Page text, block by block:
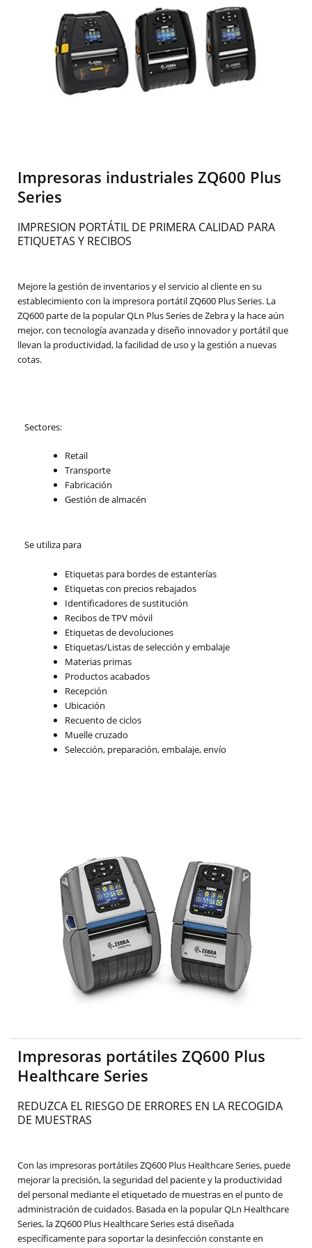
Impresoras industriales ZQ600 Plus
Series
IMPRESION PORTÁTIL DE PRIMERA CALIDAD PARA
ETIQUETAS Y RECIBOS
Mejore la gestión de inventarios y el servicio al cliente en su
establecimiento con la impresora portátil ZQ600 Plus Series. La
ZQ600 parte de la popular QLn Plus Series de Zebra y la hace aún
mejor, con tecnología avanzada y diseño innovador y portátil que
llevan la productividad, la facilidad de uso y la gestión a nuevas
cotas.
Sectores:
Retail
Transporte
Fabricación
Gestión de almacén
Se utiliza para
Etiquetas para bordes de estanterías
Etiquetas con precios rebajados
Identificadores de sustitución
Recibos de TPV móvil
Etiquetas de devoluciones
Etiquetas/Listas de selección y embalaje
Materias primas
Productos acabados
Recepción
Ubicación
Recuento de ciclos
Muelle cruzado
Selección, preparación, embalaje, envío
Impresoras portátiles ZQ600 Plus
Healthcare Series
REDUZCA EL RIESGO DE ERRORES EN LA RECOGIDA
DE MUESTRAS
Con las impresoras portátiles ZQ600 Plus Healthcare Series, puede
mejorar la precisión, la seguridad del paciente y la productividad
del personal mediante el etiquetado de muestras en el punto de
administración de cuidados. Basada en la popular QLn Healthcare
Series, la ZQ600 Plus Healthcare Series está diseñada
específicamente para soportar la desinfección constante en